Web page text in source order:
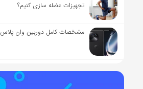
تجهیزات عضله سازی کنیم؟
مشخصات کامل دوربین وان پلاس ۱۲